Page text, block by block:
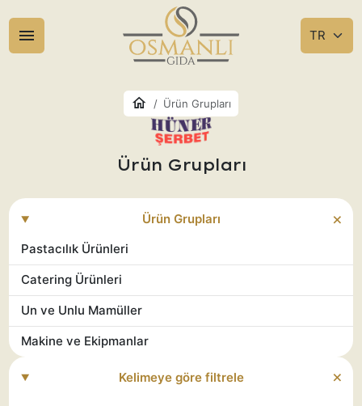
Ürün Grupları
Ürün Grupları
Ürün Grupları
Pastacılık Ürünleri
Catering Ürünleri
Un ve Unlu Mamüller
Makine ve Ekipmanlar
Kelimeye göre filtrele